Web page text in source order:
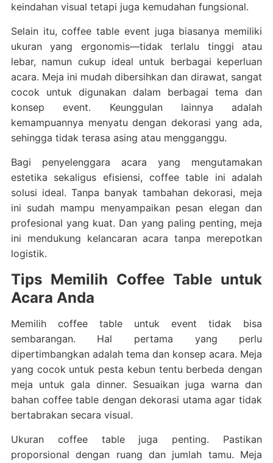
keindahan visual tetapi juga kemudahan fungsional.
Selain itu, coffee table event juga biasanya memiliki
ukuran yang ergonomis—tidak terlalu tinggi atau
lebar, namun cukup ideal untuk berbagai keperluan
acara. Meja ini mudah dibersihkan dan dirawat, sangat
cocok untuk digunakan dalam berbagai tema dan
konsep event. Keunggulan lainnya adalah
kemampuannya menyatu dengan dekorasi yang ada,
sehingga tidak terasa asing atau mengganggu.
Bagi penyelenggara acara yang mengutamakan
estetika sekaligus efisiensi, coffee table ini adalah
solusi ideal. Tanpa banyak tambahan dekorasi, meja
ini sudah mampu menyampaikan pesan elegan dan
profesional yang kuat. Dan yang paling penting, meja
ini mendukung kelancaran acara tanpa merepotkan
logistik.
Tips Memilih Coffee Table untuk
Acara Anda
Memilih coffee table untuk event tidak bisa
sembarangan. Hal pertama yang perlu
dipertimbangkan adalah tema dan konsep acara. Meja
yang cocok untuk pesta kebun tentu berbeda dengan
meja untuk gala dinner. Sesuaikan juga warna dan
bahan coffee table dengan dekorasi utama agar tidak
bertabrakan secara visual.
Ukuran coffee table juga penting. Pastikan
proporsional dengan ruang dan jumlah tamu. Meja